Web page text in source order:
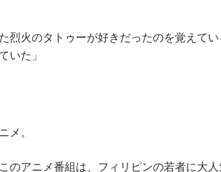
烈火のタトゥーが好きだったのを覚えて
いた」
メ。
のアニメ番組は、フィリピンの若者に大